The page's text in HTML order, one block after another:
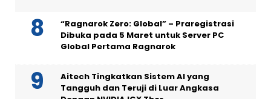
“Ragnarok Zero: Global” – Praregistrasi
Dibuka pada 5 Maret untuk Server PC
Global Pertama Ragnarok
Aitech Tingkatkan Sistem AI yang
Tangguh dan Teruji di Luar Angkasa